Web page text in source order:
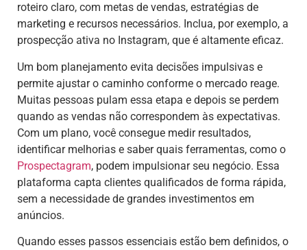
roteiro claro, com metas de vendas, estratégias de
marketing e recursos necessários. Inclua, por exemplo, a
prospecção ativa no Instagram, que é altamente eficaz.
Um bom planejamento evita decisões impulsivas e
permite ajustar o caminho conforme o mercado reage.
Muitas pessoas pulam essa etapa e depois se perdem
quando as vendas não correspondem às expectativas.
Com um plano, você consegue medir resultados,
identificar melhorias e saber quais ferramentas, como o
Prospectagram, podem impulsionar seu negócio. Essa
plataforma capta clientes qualificados de forma rápida,
sem a necessidade de grandes investimentos em
anúncios.
Quando esses passos essenciais estão bem definidos, o